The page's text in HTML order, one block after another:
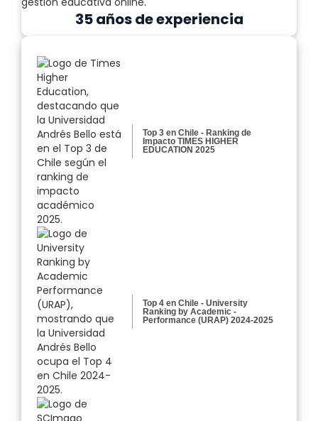
35 años de experiencia
Top 3 en Chile - Ranking de
Impacto TIMES HIGHER
EDUCATION 2025
Top 4 en Chile - University
Ranking by Academic -
Performance (URAP) 2024-2025